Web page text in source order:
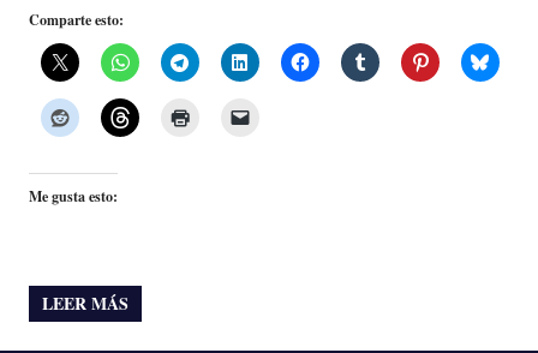
Comparte esto:
Me gusta esto:
LEER MÁS